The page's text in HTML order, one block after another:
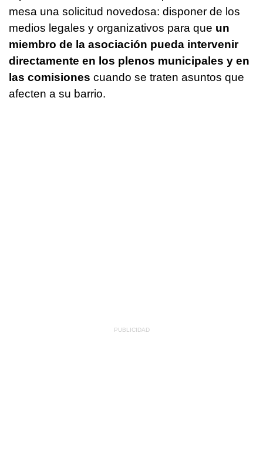
mesa una solicitud novedosa: disponer de los
medios legales y organizativos para que un
miembro de la asociación pueda intervenir
directamente en los plenos municipales y en
las comisiones cuando se traten asuntos que
afecten a su barrio.